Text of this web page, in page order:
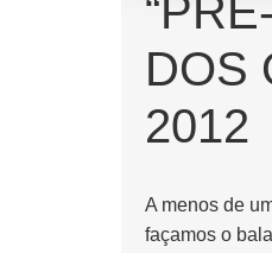
DOS
2012
A menos de
façamos o